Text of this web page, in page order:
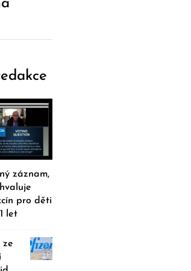
záznam,
pro děti
let
ze